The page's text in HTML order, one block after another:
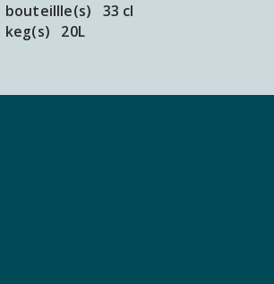
bouteillle(s) 33 cl
keg(s) 20L